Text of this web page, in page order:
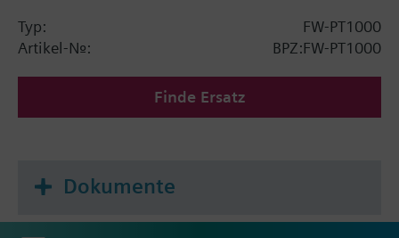
Typ:
FW-PT1000
Artikel-Nr.:
BPZ:FW-PT1000
Finde Ersatz
Dokumente